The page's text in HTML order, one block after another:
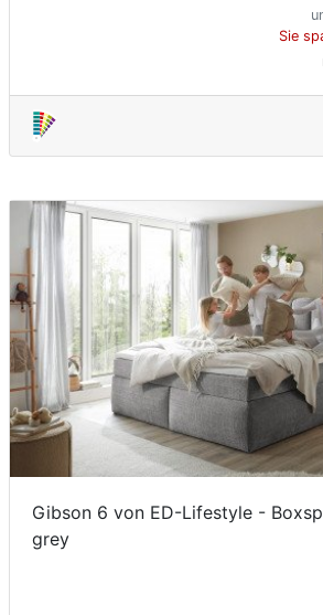
Sie
Gibson 6 von ED-Lifestyle -
grey